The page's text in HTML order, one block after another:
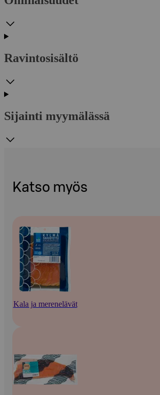
Ravintosisältö
Sijainti myymälässä
Katso myös
Kala ja merenelävät